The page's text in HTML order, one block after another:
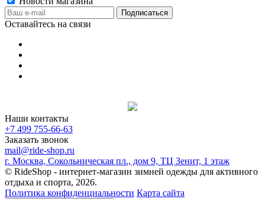
Оставайтесь на связи
Наши контакты
+7 499 755-66-63
Заказать звонок
mail@ride-shop.ru
г. Москва, Сокольническая пл., дом 9, ТЦ Зенит, 1 этаж
© RideShop - интернет-магазин зимней одежды для активного
отдыха и спорта, 2026.
Политика конфиденциальности Карта сайта